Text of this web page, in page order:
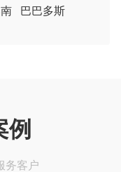
巴巴多斯
例
务客户